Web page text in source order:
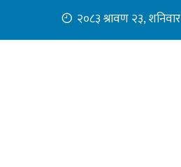
content
२०८३ श्रावण २३, शनिवार